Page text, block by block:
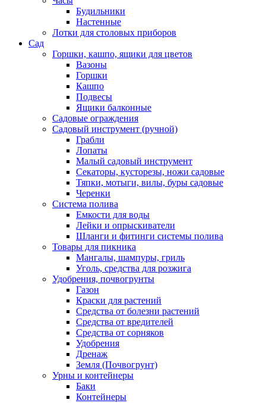
Будильники
Настенные
Лотки для столовых приборов
Сад
Горшки, кашпо, ящики для цветов
Вазоны
Горшки
Кашпо
Подвесы
Ящики балконные
Садовые ограждения
Садовый инструмент (ручной)
Грабли
Лопаты
Малый садовый инструмент
Секаторы, кусторезы, ножи садовые
Тяпки, мотыги, вилы, буры садовые
Черенки
Система полива
Емкости для воды
Лейки и опрыскиватели
Шланги и фитинги системы полива
Товары для пикника
Мангалы, шампуры, гриль
Уголь, средства для розжига
Удобрения, почвогрунты
Газон
Краски для растений
Средства от болезни растений
Средства от вредителей
Средства от сорняков
Удобрения
Дренаж
Земля (Почвогрунт)
Урны и контейнеры
Баки
Контейнеры